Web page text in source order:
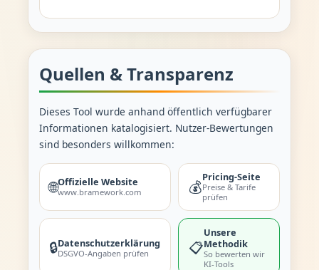
Quellen & Transparenz
Dieses Tool wurde anhand öffentlich verfügbarer
Informationen katalogisiert. Nutzer-Bewertungen
sind besonders willkommen:
🌐Offizielle Website
www.bramework.com 💰
Pricing-Seite
Preise & Tarife
prüfen
🔒Datenschutzerklärung
DSGVO-Angaben prüfen 📋
Unsere
Methodik
So bewerten wir
KI-Tools